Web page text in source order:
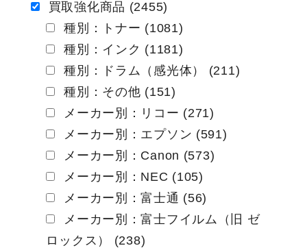
ー
買取強化商品 (2455)
種別：トナー (1081)
種別：インク (1181)
種別：ドラム（感光体） (211)
種別：その他 (151)
メーカー別：リコー (271)
メーカー別：エプソン (591)
メーカー別：Canon (573)
メーカー別：NEC (105)
メーカー別：富士通 (56)
メーカー別：富士フイルム（旧 ゼ
ロックス） (238)